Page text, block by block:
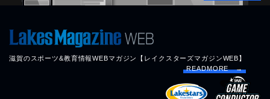
滋賀のスポーツ&教育情報WEBマガジン【レイクスターズマガジンWEB】
READMORE →